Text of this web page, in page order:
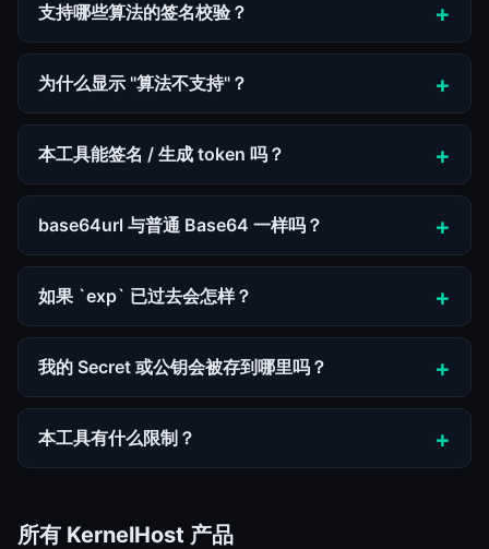
支持哪些算法的签名校验？
为什么显示 "算法不支持"？
本工具能签名 / 生成 token 吗？
base64url 与普通 Base64 一样吗？
如果 `exp` 已过去会怎样？
我的 Secret 或公钥会被存到哪里吗？
本工具有什么限制？
所有 KernelHost 产品